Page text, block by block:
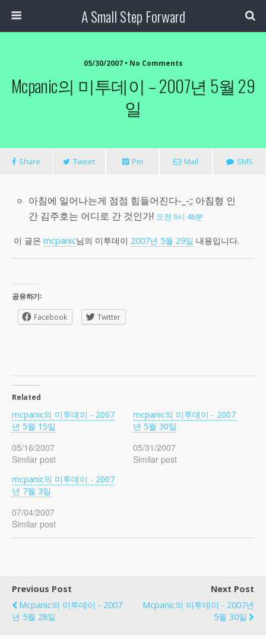
A Small Step Forward
05/30/2007 • No Comments
Mcpanic의 미투데이 – 2007년 5월 29
일
Share Tweet Pin Mail SMS
아침에 일어나는게 점점 힘들어진다-_-;; 아침형 인
간 김주호는 어디로 간 것인가! 오전 9시 46분
이 글은 mcpanic님의 미투데이 2007년 5월 29일 내용입니다.
공유하기:
Facebook Twitter
Related
mcpanic의 미투데이 - 2007
년 5월 15일
05/16/2007
Similar post
mcpanic의 미투데이 - 2007
년 5월 30일
05/31/2007
Similar post
mcpanic의 미투데이 - 2007
년 7월 3일
07/04/2007
Similar post
Previous Post
Mcpanic의 미투데이 - 2007
년 5월 28일
Next Post
Mcpanic의 미투데이 - 2007년
5월 30일